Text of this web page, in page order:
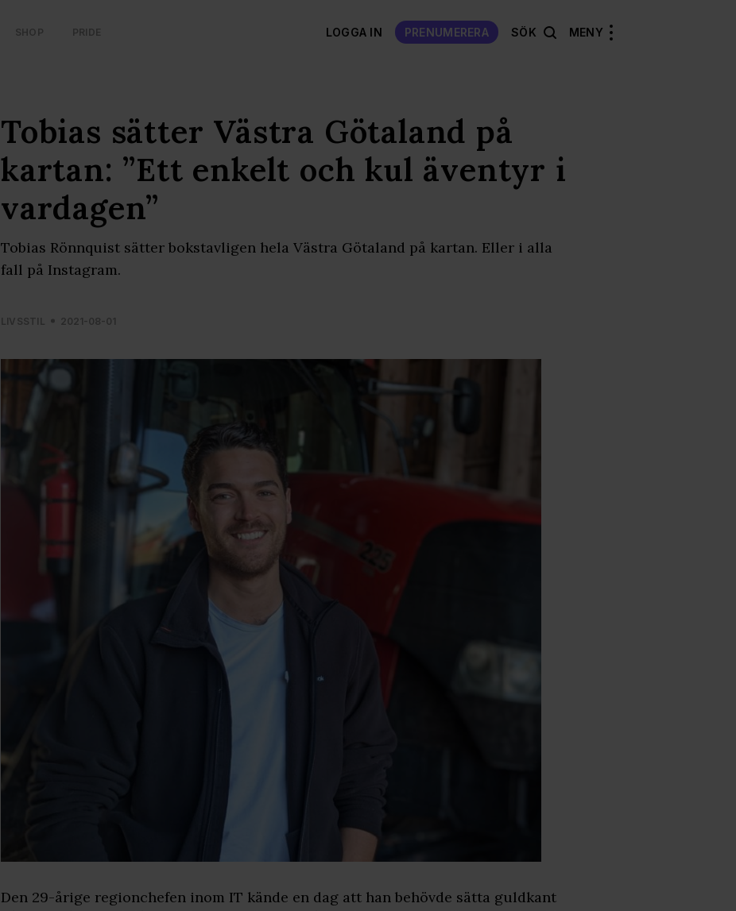
SHOP PRIDE LOGGA IN PRENUMERERA SÖK MENY
Tobias sätter Västra Götaland på
kartan: ”Ett enkelt och kul äventyr i
vardagen”
Tobias Rönnquist sätter bokstavligen hela Västra Götaland på kartan. Eller i alla
fall på Instagram.
LIVSSTIL 2021-08-01
Den 29-årige regionchefen inom IT kände en dag att han behövde sätta guldkant